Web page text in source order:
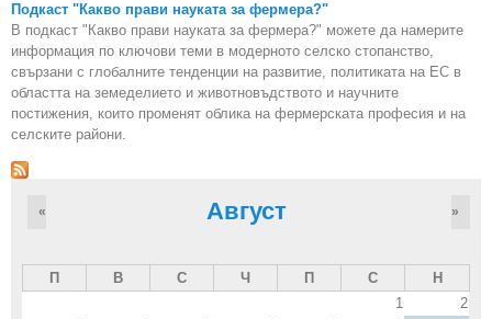
Подкаст "Какво прави науката за фермера?"
В подкаст "Какво прави науката за фермера?" можете да намерите
информация по ключови теми в модерното селско стопанство,
свързани с глобалните тенденции на развитие, политиката на ЕС в
областта на земеделието и животновъдството и научните
постижения, които променят облика на фермерската професия и на
селските райони.
Август
« »
П В С Ч П С
Н
1
2